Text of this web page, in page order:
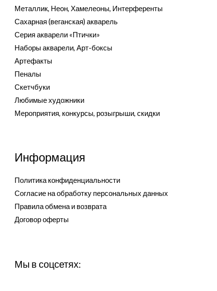
Металлик, Неон, Хамелеоны, Интерференты
Сахарная (веганская) акварель
Серия акварели «Птички»
Наборы акварели, Арт-боксы
Артефакты
Пеналы
Скетчбуки
Любимые художники
Мероприятия, конкурсы, розыгрыши, скидки
Информация
Политика конфиденциальности
Согласие на обработку персональных данных
Правила обмена и возврата
Договор оферты
Мы в соцсетях: